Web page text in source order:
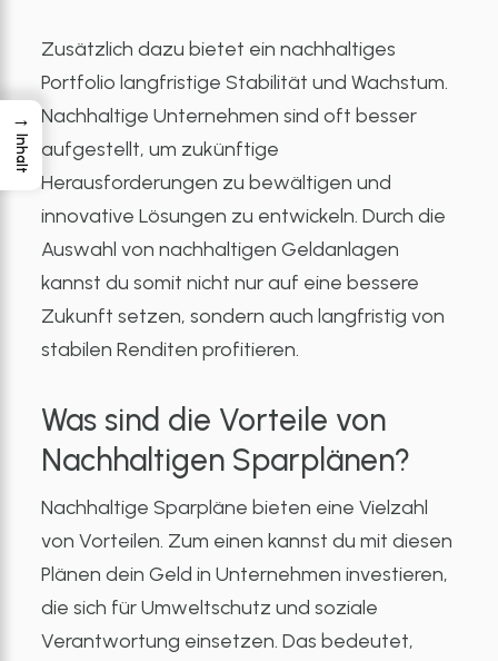
Zusätzlich dazu bietet ein nachhaltiges
Portfolio langfristige Stabilität und Wachstum.
Nachhaltige Unternehmen sind oft besser
aufgestellt, um zukünftige
Herausforderungen zu bewältigen und
innovative Lösungen zu entwickeln. Durch die
Auswahl von nachhaltigen Geldanlagen
kannst du somit nicht nur auf eine bessere
Zukunft setzen, sondern auch langfristig von
stabilen Renditen profitieren.
Was sind die Vorteile von
Nachhaltigen Sparplänen?
Nachhaltige Sparpläne bieten eine Vielzahl
von Vorteilen. Zum einen kannst du mit diesen
Plänen dein Geld in Unternehmen investieren,
die sich für Umweltschutz und soziale
Verantwortung einsetzen. Das bedeutet,
→
Inhalt